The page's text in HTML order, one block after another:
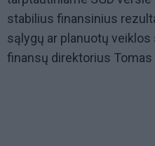
stabilius finansinius
sąlygų ar planuotų
finansų direktorius Tomas